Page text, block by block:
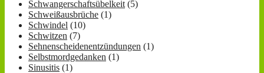
Schwangerschaftsübelkeit (5)
Schweißausbrüche (1)
Schwindel (10)
Schwitzen (7)
Sehnenscheidenentzündungen (1)
Selbstmordgedanken (1)
Sinusitis (1)